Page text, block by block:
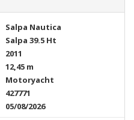
Salpa Nautica
Salpa 39.5 Ht
2011
12,45 m
Motoryacht
427771
05/08/2026